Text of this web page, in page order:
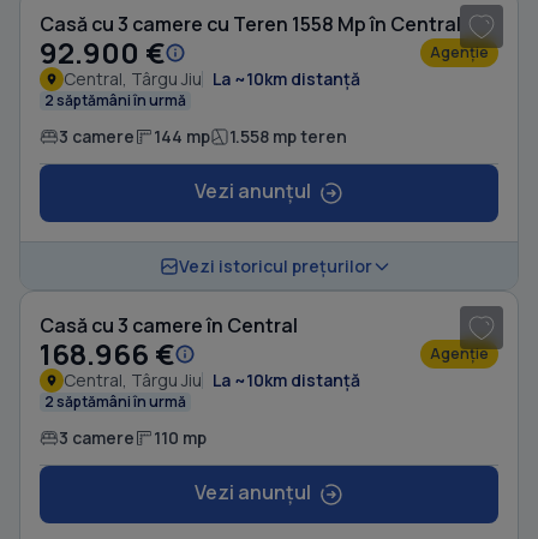
Casă cu 3 camere cu Teren 1558 Mp în Central
92.900 € Agenție
Central, Târgu Jiu La ~10km distanță
2 săptămâni în urmă
3 camere 144 mp 1.558 mp teren
Vezi anunțul
Vezi istoricul prețurilor
Casă cu 3 camere în Central
168.966 € Agenție
Central, Târgu Jiu La ~10km distanță
2 săptămâni în urmă
3 camere 110 mp
Vezi anunțul